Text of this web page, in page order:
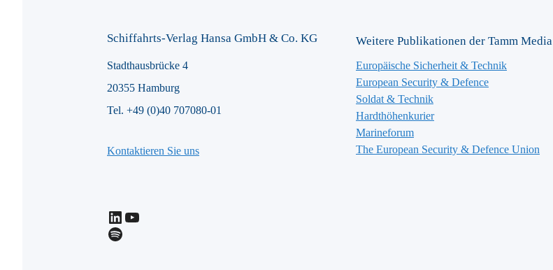
Schiffahrts-Verlag Hansa GmbH & Co. KG
Stadthausbrücke 4
20355 Hamburg
Tel. +49 (0)40 707080-01
Kontaktieren Sie uns
LinkedIn
YouTube
Spotify
Weitere Publikationen der Tamm Media
Europäische Sicherheit & Technik
European Security & Defence
Soldat & Technik
Hardthöhenkurier
Marineforum
The European Security & Defence Union